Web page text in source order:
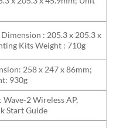
: 205.3 x 205.3 x
Kits Weight : 710g
258 x 247 x 86mm;
930g
2 Wireless AP,
Start Guide